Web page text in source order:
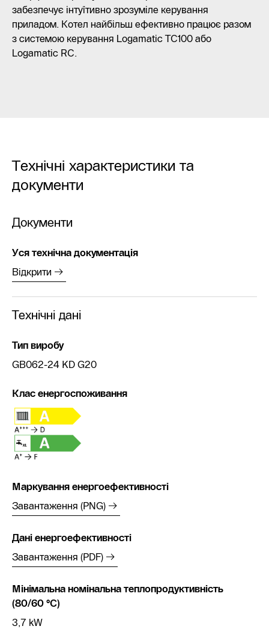
забезпечує інтуїтивно зрозуміле керування
приладом. Котел найбільш ефективно працює разом
з системою керування Logamatic TC100 або
Logamatic RC.
Технічні характеристики та
документи
Документи
Уся технічна документація
Відкрити
Технічні дані
Тип виробу
GB062-24 KD G20
Клас енергоспоживання
Маркування енергоефективності
Завантаження (PNG)
Дані енергоефективності
Завантаження (PDF)
Мінімальна номінальна теплопродуктивність
(80/60 °C)
3,7 kW